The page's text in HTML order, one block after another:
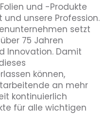
und -Produkte
unsere Profession.
setzt
75 Jahren
Innovation. Damit
können,
an mehr
kontinuierlich
für alle wichtigen